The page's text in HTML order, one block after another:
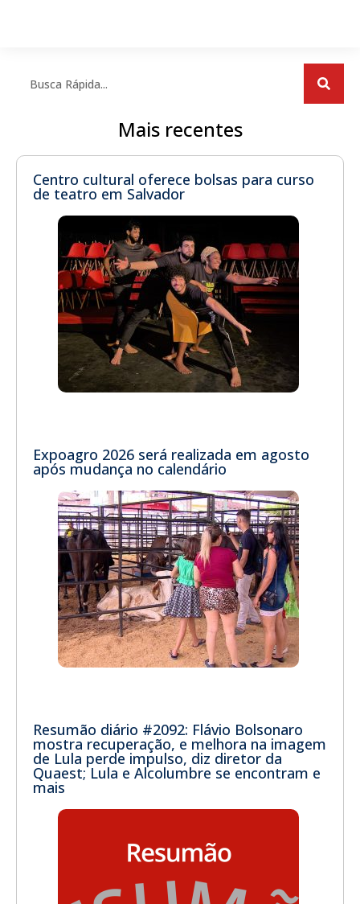
Mais recentes
Centro cultural oferece bolsas para curso
de teatro em Salvador
Expoagro 2026 será realizada em agosto
após mudança no calendário
Resumão diário #2092: Flávio Bolsonaro
mostra recuperação, e melhora na imagem
de Lula perde impulso, diz diretor da
Quaest; Lula e Alcolumbre se encontram e
mais